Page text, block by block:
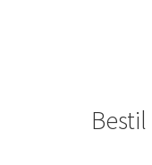
Bestil